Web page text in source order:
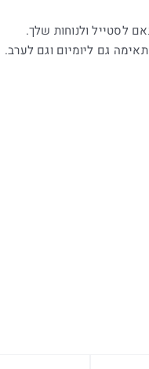
לסטייל ולנוחות שלך.
גם ליומיום וגם לערב.